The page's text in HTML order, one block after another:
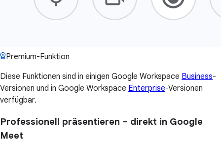
Premium-Funktion
Diese Funktionen sind in einigen Google Workspace Business-
Versionen und in Google Workspace Enterprise-Versionen
verfügbar.
Professionell präsentieren – direkt in Google
Meet